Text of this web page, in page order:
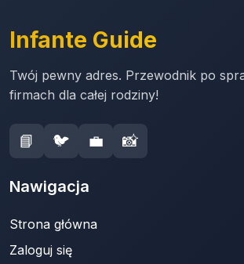
Infante Guide
Twój pewny adres. Przewodnik po
firmach dla całej rodziny!
📘 🐦 💼 📸
Nawigacja
Strona główna
Zaloguj się